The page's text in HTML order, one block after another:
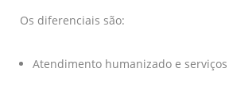
Os diferenciais são:
Atendimento humanizado e